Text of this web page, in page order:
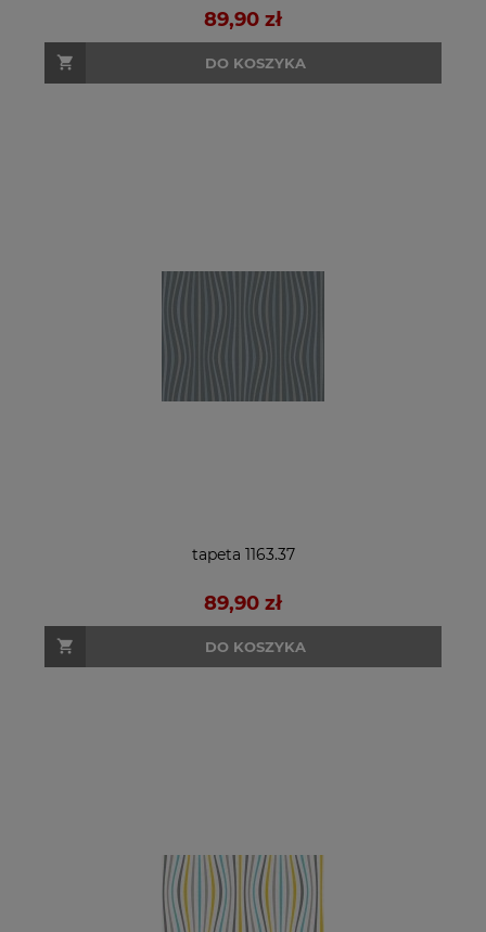
89,90 zł
DO KOSZYKA
tapeta 1163.37
89,90 zł
DO KOSZYKA